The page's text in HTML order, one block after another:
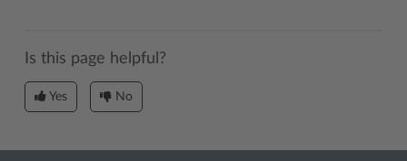
Is this page helpful?
Yes No